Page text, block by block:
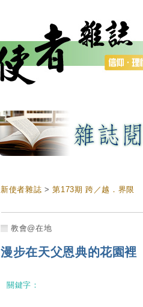
新使者雜誌 >第173期 跨／越．界限
教會@在地
漫步在天父恩典的花園裡
關鍵字：